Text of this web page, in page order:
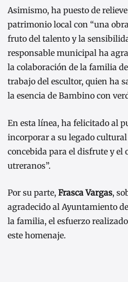
Asimismo, ha puesto de
patrimonio local con “una
fruto del talento y la
responsable municipal ha
la colaboración de la familia
trabajo del escultor, quien ha
la esencia de Bambino con
En esta línea, ha felicitado al
incorporar a su legado
concebida para el disfrute y el
utreranos”.
Por su parte, Frasca Vargas,
agradecido al Ayuntamiento
la familia, el esfuerzo
este homenaje.